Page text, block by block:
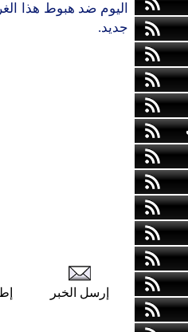
اليوم ضد هبوط هذا
جديد.
إرسل الخبر